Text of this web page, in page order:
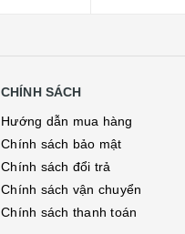
CHÍNH SÁCH
Hướng dẫn mua hàng
Chính sách bảo mật
Chính sách đổi trả
Chính sách vận chuyển
Chính sách thanh toán